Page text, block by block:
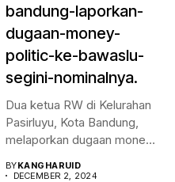
bandung-laporkan-
dugaan-money-
politic-ke-bawaslu-
segini-nominalnya.
Dua ketua RW di Kelurahan
Pasirluyu, Kota Bandung,
melaporkan dugaan money
BYKANGHARUID
DECEMBER 2, 2024